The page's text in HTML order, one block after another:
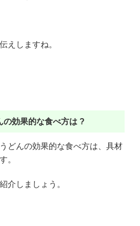
えしますね。
の効果的な食べ方は ?
どんの効果的な食べ方は、具材
。
介しましょう。